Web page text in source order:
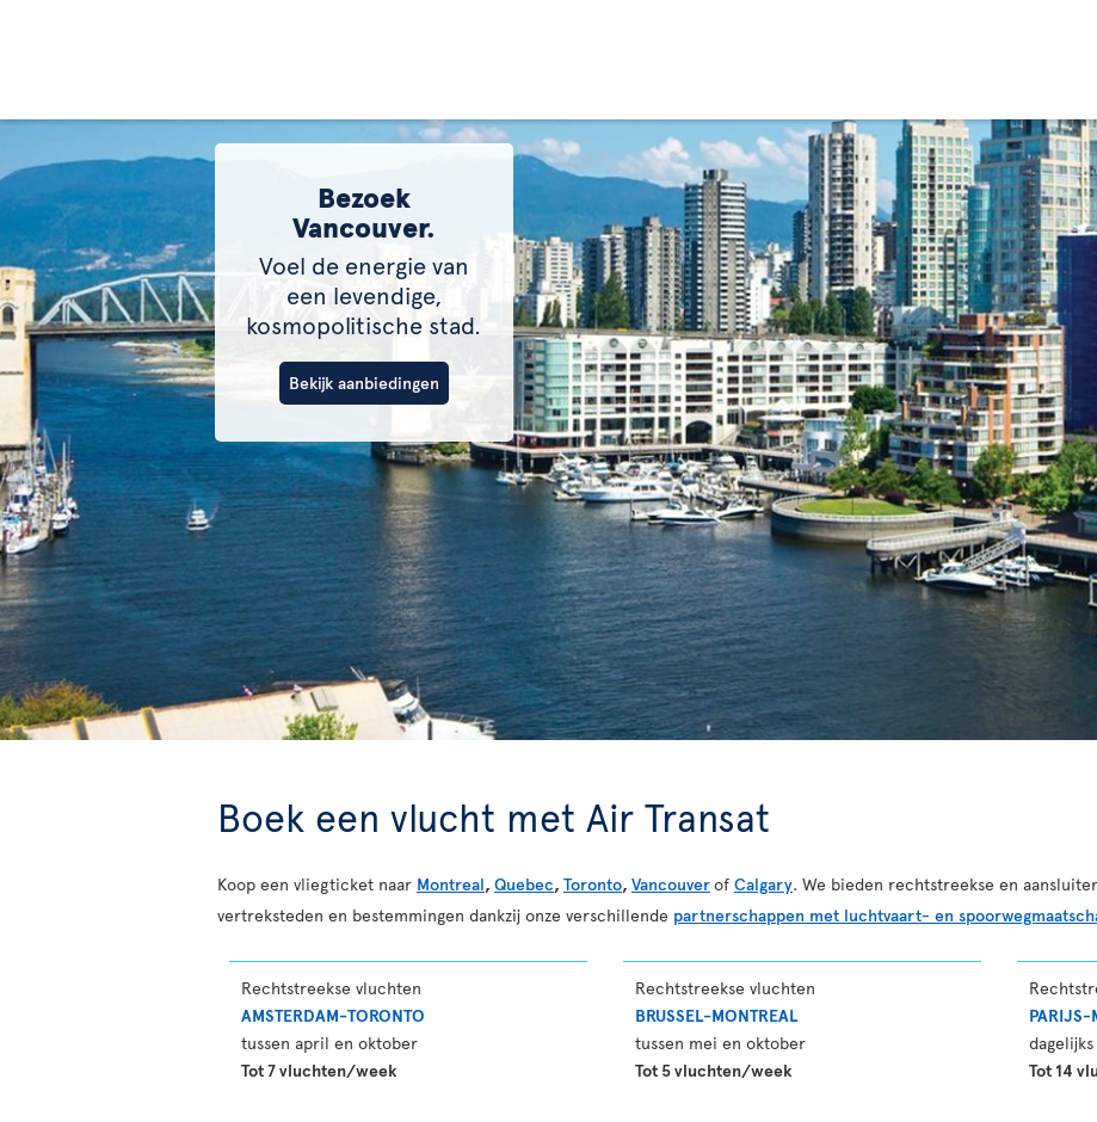
Bezoek
Vancouver.
Voel de energie van
een levendige,
kosmopolitische stad.
Bekijk aanbiedingen
Boek een vlucht met Air Transat
Koop een vliegticket naar Montreal, Quebec, Toronto, Vancouverof Calgary. We bieden rechtstreekse en
vertreksteden en bestemmingen dankzij onze verschillende partnerschappen met luchtvaart- en
Rechtstreekse vluchten
AMSTERDAM-TORONTO
tussen april en oktober
Tot 7 vluchten/week
Rechtstreekse vluchten
BRUSSEL-MONTREAL
tussen mei en oktober
Tot 5 vluchten/week
PARIJS-
Tot 14